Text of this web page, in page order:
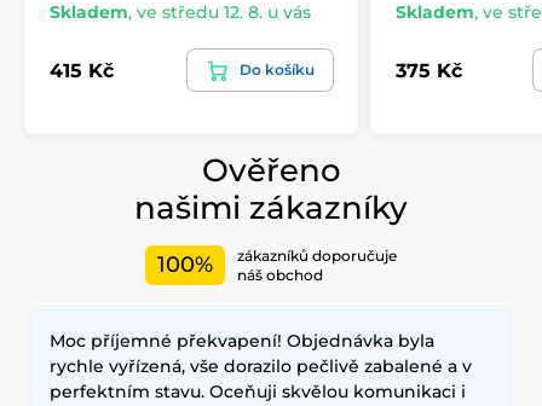
Skladem, ve středu 12. 8. u vás
415 Kč Do košíku
Skladem, ve
375 Kč
Ověřeno
našimi zákazníky
100%
zákazníků doporučuje
náš obchod
Moc příjemné překvapení! Objednávka byla
rychle vyřízená, vše dorazilo pečlivě zabalené a v
perfektním stavu. Oceňuji skvělou komunikaci i